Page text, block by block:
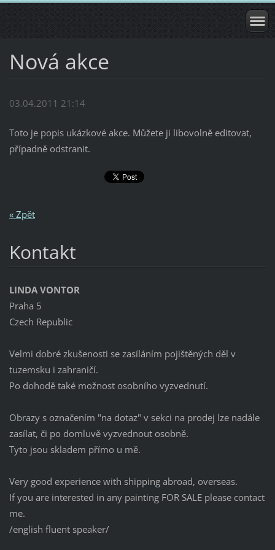
Nová akce
03.04.2011 21:14
Toto je popis ukázkové akce. Můžete ji libovolně editovat,
případně odstranit.
« Zpět
Kontakt
LINDA VONTOR
Praha 5
Czech Republic
Velmi dobré zkušenosti se zasíláním pojištěných děl v
tuzemsku i zahraničí.
Po dohodě také možnost osobního vyzvednutí.
Obrazy s označením "na dotaz" v sekci na prodej lze nadále
zasílat, či po domluvě vyzvednout osobně.
Tyto jsou skladem přímo u mě.
Very good experience with shipping abroad, overseas.
If you are interested in any painting FOR SALE please contact
me.
/english fluent speaker/